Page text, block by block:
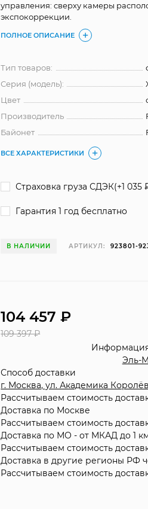
управления: сверху камеры
экспокоррекции.
ПОЛНОЕ ОПИСАНИЕ
Тип товаров:
Серия (модель):
Цвет
Производитель
Байонет
ВСЕ ХАРАКТЕРИСТИКИ
Страховка груза СДЭК(+1 035
Гарантия 1 год бесплатно
В НАЛИЧИИ АРТИКУЛ: 923801-
104 457
109 397
Эль-
Способ доставки
г. Москва, ул. Академика
Рассчитываем стоимость
Доставка по Москве
Рассчитываем стоимость
Доставка по МО - от МКАД до 1
Рассчитываем стоимость
Доставка в другие регионы РФ
Рассчитываем стоимость